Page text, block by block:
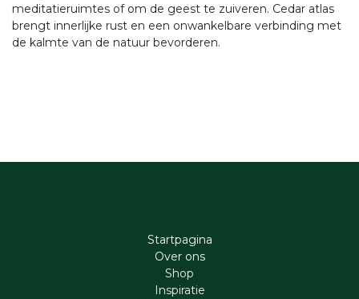
meditatieruimtes of om de geest te zuiveren. Cedar atlas
brengt innerlijke rust en een onwankelbare verbinding met
de kalmte van de natuur bevorderen.
Startpagina
Ove​r​ ons
Shop
Inspiratie